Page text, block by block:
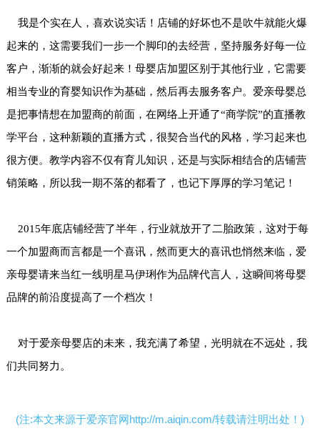
我是个实在人，喜欢说实话！店铺的好坏也不是吹牛就能火爆
起来的，这需要我们一步一个脚印的去经营，坚持服务好每一位
客户，渐渐的就会好起来！母婴店加盟区别于其他行业，它需要
相当专业的育婴知识作为基础，然后再去服务客户。爱亲母婴总
是把事情想在加盟商的前面，在网络上开通了“商学院”的直播教
学平台，这种新颖的直播方式，很契合当代的风格，学习起来也
很方便。教学内容不仅有育儿知识，还是与实际相结合的店铺营
销策略，所以我一期不落的都看了，也记下厚厚的学习笔记！
2015年底店铺经营了半年，行业就放开了二胎政策，这对于每
一个加盟商而言都是一个喜讯，然而更大的喜讯也悄然来临，爱
亲母婴请来当红一线明星马伊琍作为品牌代言人，这瞬间将母婴
品牌的前沿度提高了一个档次！
对于爱亲母婴店的未来，我充满了希望，光明就在不远处，我
们共同努力。
(注:本文来源于爱亲官网http://m.aiqin.com/转载请注明出处！)